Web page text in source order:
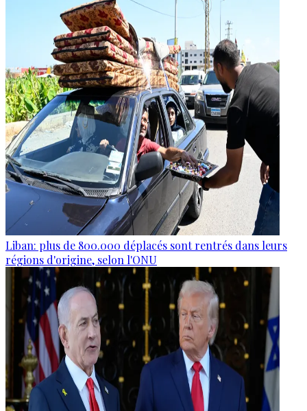
Liban: plus de 800.000 déplacés sont rentrés dans leurs
régions d'origine, selon l'ONU